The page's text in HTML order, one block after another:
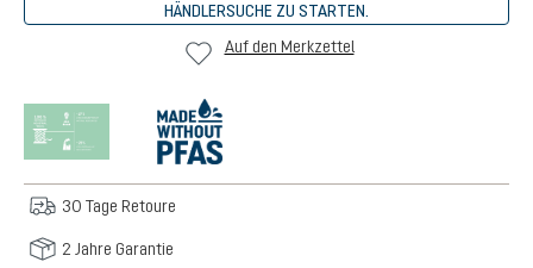
HÄNDLERSUCHE ZU STARTEN.
Auf den Merkzettel
30 Tage Retoure
2 Jahre Garantie